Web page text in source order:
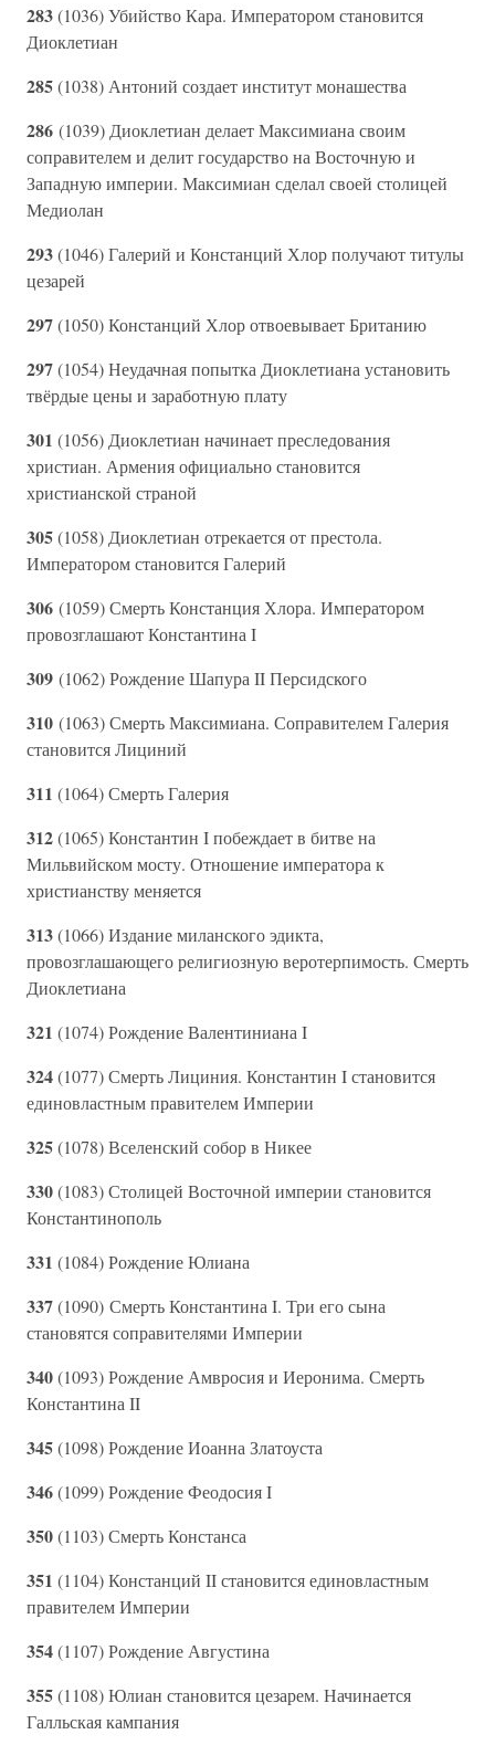
283(1036) Убийство Кара. Императором становится
Диоклетиан
285(1038) Антоний создает институт монашества
286 (1039) Диоклетиан делает Максимиана своим
соправителем и делит государство на Восточную и
Западную империи. Максимиан сделал своей столицей
Медиолан
293(1046) Галерий и Констанций Хлор получают титулы
цезарей
297(1050) Констанций Хлор отвоевывает Британию
297(1054) Неудачная попытка Диоклетиана установить
твёрдые цены и заработную плату
301 (1056) Диоклетиан начинает преследования
христиан. Армения официально становится
христианской страной
305(1058) Диоклетиан отрекается от престола.
Императором становится Галерий
306 (1059) Смерть Констанция Хлора. Императором
провозглашают Константина I
309 (1062) Рождение Шапура II Персидского
310 (1063) Смерть Максимиана. Соправителем Галерия
становится Лициний
311 (1064) Смерть Галерия
312(1065) Константин I побеждает в битве на
Мильвийском мосту. Отношение императора к
христианству меняется
313(1066) Издание миланского эдикта,
провозглашающего религиозную веротерпимость. Смерть
Диоклетиана
321 (1074) Рождение Валентиниана I
324(1077) Смерть Лициния. Константин I становится
единовластным правителем Империи
325(1078) Вселенский собор в Никее
330(1083) Столицей Восточной империи становится
Константинополь
331 (1084) Рождение Юлиана
337(1090) Смерть Константина I. Три его сына
становятся соправителями Империи
340(1093) Рождение Амвросия и Иеронима. Смерть
Константина II
345(1098) Рождение Иоанна Златоуста
346(1099) Рождение Феодосия I
350(1103) Смерть Констанса
351 (1104) Констанций II становится единовластным
правителем Империи
354(1107) Рождение Августина
355(1108) Юлиан становится цезарем. Начинается
Галльская кампания